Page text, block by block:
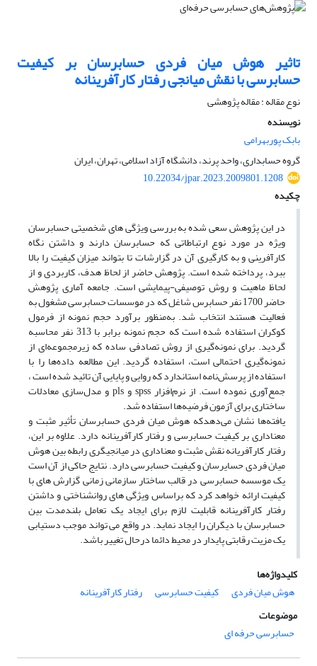
تاثیر هوش میان فردی حسابرسان بر کیفیت
حسابرسی با نقش میانجی رفتار کارآفرینانه
نوع مقاله : مقاله پژوهشی
نویسنده
بابک پوربهرامی
گروه حسابداری، واحد پرند، دانشگاه آزاد اسلامی، تهران، ایران
10.22034/jpar.2023.2009801.1208
چکیده
در این پژوهش سعی شده به بررسی ویژگی های شخصیتی حسابرسان
ویژه در مورد نوع ارتباطاتی که حسابرسان دارند و داشتن نگاه
کارآفرینی و به کارگیری آن در گزارشات تا بتواند میزان کیفیت را بالا
ببرد، پرداخته شده است. پژوهش حاضر از لحاظ هدف، کاربردی و از
لحاظ ماهیت و روش توصیفی-پیمایشی است. جامعه آماری پژوهش
حاضر 1700 نفر حسابرس شاغل که در موسسات حسابرسی مشغول به
فعالیت هستند انتخاب شد. به‌منظور برآورد حجم نمونه از فرمول
کوکران استفاده شده است که حجم نمونه برابر با 313 نفر محاسبه
گردید. برای نمونه‌گیری از روش تصادفی ساده که زیرمجموعه‌ای از
نمونه‌گیری احتمالی است، استفاده گردید. این مطالعه داده‌ها را با
استفاده از پرسش‌نامه استاندارد که روایی و پایایی آن تائید شده است ‌،
جمع‌آوری نموده است. از نرم‌افزار spss و pls و مدل‌سازی معادلات
ساختاری برای آزمون فرضیه‌ها استفاده شد.
یافته‌ها نشان می‌دهدکه هوش میان فردی حسابرسان تأثیر مثبت و
معناداری بر کیفیت حسابرسی و رفتار کارآفرینانه دارد. علاوه بر این،
رفتار کارآفریانه نقش مثبت و معناداری در میانجیگری رابطه بین هوش
میان فردی حسایرسان و کیفیت حسابرسی دارد. نتایج حاکی از آن است
یک موسسه حسابرسی در قالب ساختار سازمانی زمانی گزارش های با
کیفیت ارائه خواهد کرد که براساس ویژگی های روانشناختی و داشتن
رفتار کارآفرینانه قابلیت لازم برای ایجاد یک تعامل بلندمدت بین
حسابرسان با دیگران را ایجاد نماید. در واقع می تواند موجب دستیابی
یک مزیت رقابتی پایدار در محیط دائما درحال تغییر باشد.
کلیدواژه‌ها
هوش میان فردی
کیفیت حسابرسی
رفتار کارآفرینانه
موضوعات
حسابرسی حرفه ای